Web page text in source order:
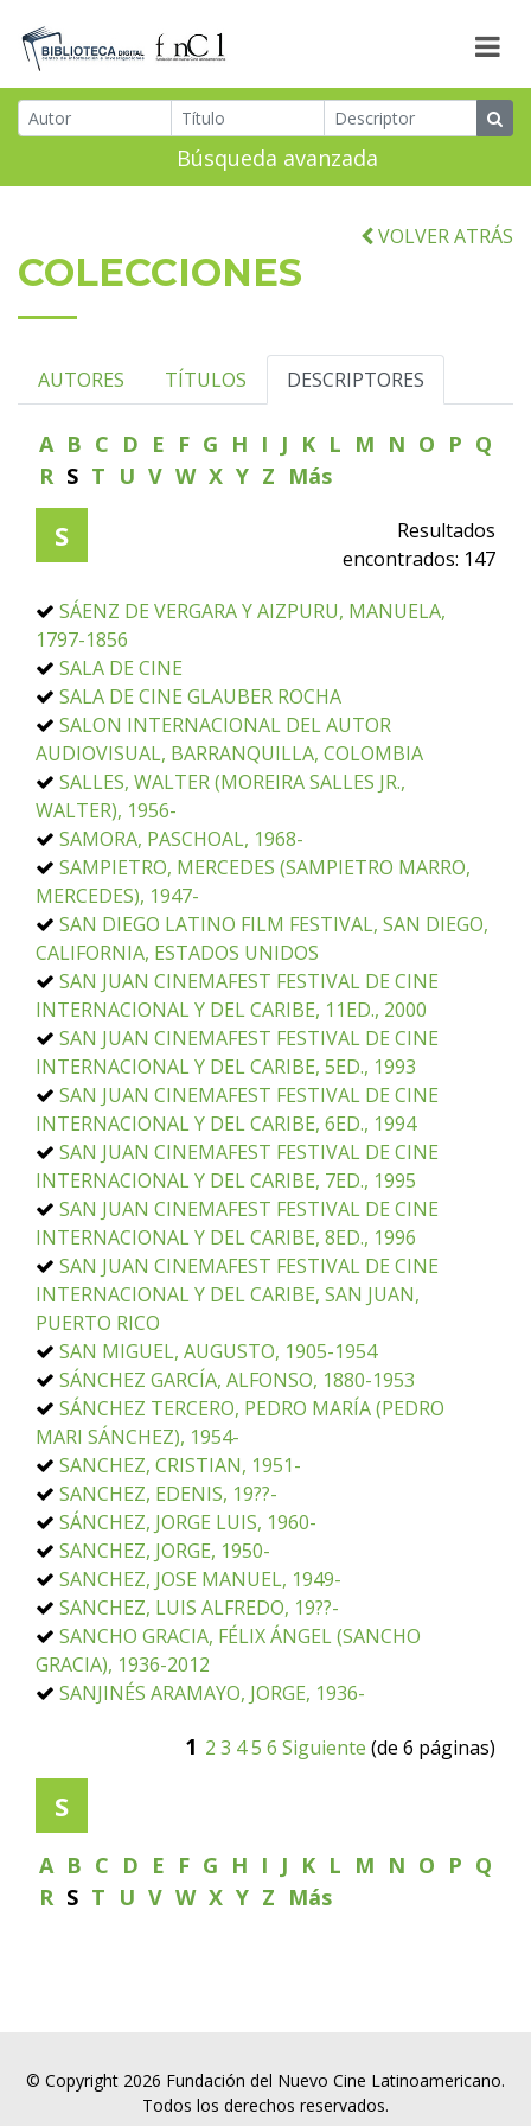
Búsqueda avanzada
VOLVER ATRÁS
COLECCIONES
AUTORES TÍTULOS DESCRIPTORES
A B C D E F G H I J K L M N O P Q
R S T U V W X Y Z Más
S
Resultados
encontrados: 147
SÁENZ DE VERGARA Y AIZPURU, MANUELA,
1797-1856
SALA DE CINE
SALA DE CINE GLAUBER ROCHA
SALON INTERNACIONAL DEL AUTOR
AUDIOVISUAL, BARRANQUILLA, COLOMBIA
SALLES, WALTER (MOREIRA SALLES JR.,
WALTER), 1956-
SAMORA, PASCHOAL, 1968-
SAMPIETRO, MERCEDES (SAMPIETRO MARRO,
MERCEDES), 1947-
SAN DIEGO LATINO FILM FESTIVAL, SAN DIEGO,
CALIFORNIA, ESTADOS UNIDOS
SAN JUAN CINEMAFEST FESTIVAL DE CINE
INTERNACIONAL Y DEL CARIBE, 11ED., 2000
SAN JUAN CINEMAFEST FESTIVAL DE CINE
INTERNACIONAL Y DEL CARIBE, 5ED., 1993
SAN JUAN CINEMAFEST FESTIVAL DE CINE
INTERNACIONAL Y DEL CARIBE, 6ED., 1994
SAN JUAN CINEMAFEST FESTIVAL DE CINE
INTERNACIONAL Y DEL CARIBE, 7ED., 1995
SAN JUAN CINEMAFEST FESTIVAL DE CINE
INTERNACIONAL Y DEL CARIBE, 8ED., 1996
SAN JUAN CINEMAFEST FESTIVAL DE CINE
INTERNACIONAL Y DEL CARIBE, SAN JUAN,
PUERTO RICO
SAN MIGUEL, AUGUSTO, 1905-1954
SÁNCHEZ GARCÍA, ALFONSO, 1880-1953
SÁNCHEZ TERCERO, PEDRO MARÍA (PEDRO
MARI SÁNCHEZ), 1954-
SANCHEZ, CRISTIAN, 1951-
SANCHEZ, EDENIS, 19??-
SÁNCHEZ, JORGE LUIS, 1960-
SANCHEZ, JORGE, 1950-
SANCHEZ, JOSE MANUEL, 1949-
SANCHEZ, LUIS ALFREDO, 19??-
SANCHO GRACIA, FÉLIX ÁNGEL (SANCHO
GRACIA), 1936-2012
SANJINÉS ARAMAYO, JORGE, 1936-
1 2 3 45 6 Siguiente (de 6 páginas)
S
A B C D E F G H I J K L M N O P Q
R S T U V W X Y Z Más
© Copyright 2026 Fundación del Nuevo Cine Latinoamericano.
Todos los derechos reservados.